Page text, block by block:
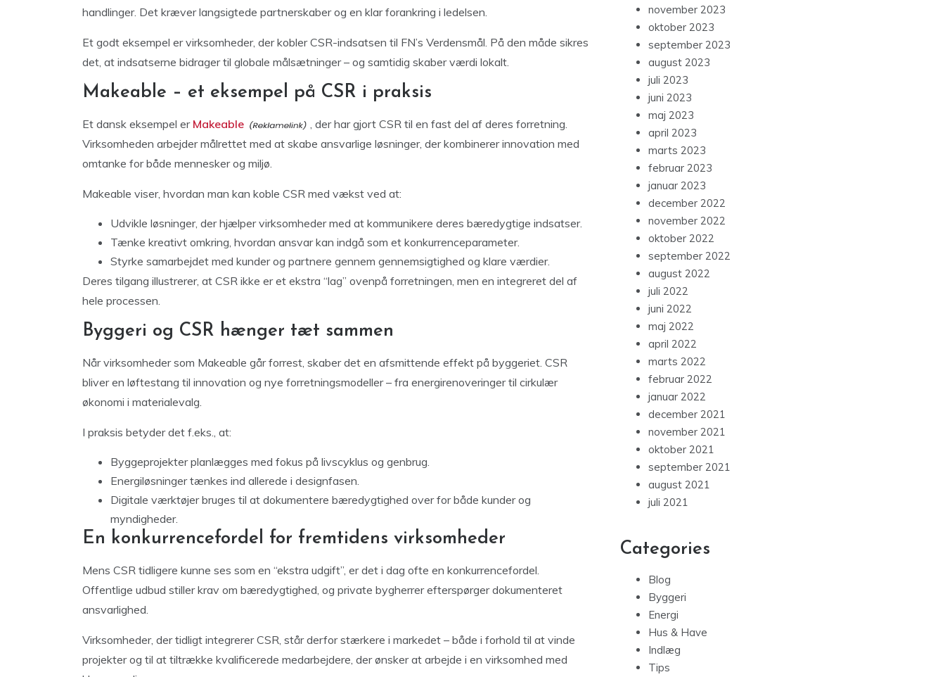
handlinger. Det kræver langsigtede partnerskaber og en klar forankring i ledelsen.
Et godt eksempel er virksomheder, der kobler CSR-indsatsen til FN’s Verdensmål. På den måde sikres
det, at indsatserne bidrager til globale målsætninger – og samtidig skaber værdi lokalt.
Makeable – et eksempel på CSR i praksis
Et dansk eksempel er Makeable
, der har gjort CSR til en fast del af deres forretning.
Virksomheden arbejder målrettet med at skabe ansvarlige løsninger, der kombinerer innovation med
omtanke for både mennesker og miljø.
Makeable viser, hvordan man kan koble CSR med vækst ved at:
Udvikle løsninger, der hjælper virksomheder med at kommunikere deres bæredygtige indsatser.
Tænke kreativt omkring, hvordan ansvar kan indgå som et konkurrenceparameter.
Styrke samarbejdet med kunder og partnere gennem gennemsigtighed og klare værdier.
Deres tilgang illustrerer, at CSR ikke er et ekstra “lag” ovenpå forretningen, men en integreret del af
hele processen.
Byggeri og CSR hænger tæt sammen
Når virksomheder som Makeable går forrest, skaber det en afsmittende effekt på byggeriet. CSR
bliver en løftestang til innovation og nye forretningsmodeller – fra energirenoveringer til cirkulær
økonomi i materialevalg.
I praksis betyder det f.eks., at:
Byggeprojekter planlægges med fokus på livscyklus og genbrug.
Energiløsninger tænkes ind allerede i designfasen.
Digitale værktøjer bruges til at dokumentere bæredygtighed over for både kunder og
myndigheder.
En konkurrencefordel for fremtidens virksomheder
Mens CSR tidligere kunne ses som en “ekstra udgift”, er det i dag ofte en konkurrencefordel.
Offentlige udbud stiller krav om bæredygtighed, og private bygherrer efterspørger dokumenteret
ansvarlighed.
Virksomheder, der tidligt integrerer CSR, står derfor stærkere i markedet – både i forhold til at vinde
projekter og til at tiltrække kvalificerede medarbejdere, der ønsker at arbejde i en virksomhed med
november 2023
oktober 2023
september 2023
august 2023
juli 2023
juni 2023
maj 2023
april 2023
marts 2023
februar 2023
januar 2023
december 2022
november 2022
oktober 2022
september 2022
august 2022
juli 2022
juni 2022
maj 2022
april 2022
marts 2022
februar 2022
januar 2022
december 2021
november 2021
oktober 2021
september 2021
august 2021
juli 2021
Categories
Blog
Byggeri
Energi
Hus & Have
Indlæg
Tips